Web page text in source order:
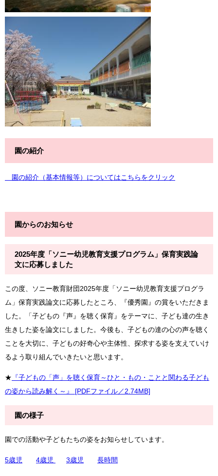
園の紹介
園の紹介（基本情報等）についてはこちらをクリック
園からのお知らせ
2025年度「ソニー幼児教育支援プログラム」保育実践論
文に応募しました
この度、ソニー教育財団2025年度「ソニー幼児教育支援プログラ
ム」保育実践論文に応募したところ、『優秀園』の賞をいただきま
した。「子どもの『声』を聴く保育』をテーマに、子ども達の生き
生きした姿を論文にしました。今後も、子どもの達の心の声を聴く
ことを大切に、子どもの好奇心や主体性、探求する姿を支えていけ
るよう取り組んでいきたいと思います。
★ 『子どもの「声」を聴く保育～ひと・もの・ことと関わる子ども
の姿から読み解く～』 [PDFファイル／2.74MB]
園の様子
園での活動や子どもたちの姿をお知らせしています。
5歳児 4歳児 3歳児 長時間